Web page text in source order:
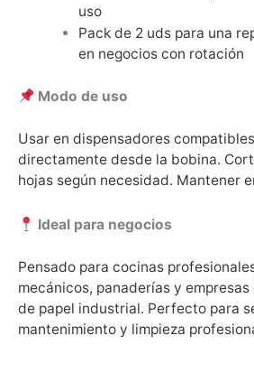
uso
Pack de 2 uds para una
en negocios con rotación
Modo de uso
Usar en dispensadores
directamente desde la bobina.
hojas según necesidad. Mantener
Ideal para negocios
Pensado para cocinas
mecánicos, panaderías y
de papel industrial. Perfecto para
mantenimiento y limpieza